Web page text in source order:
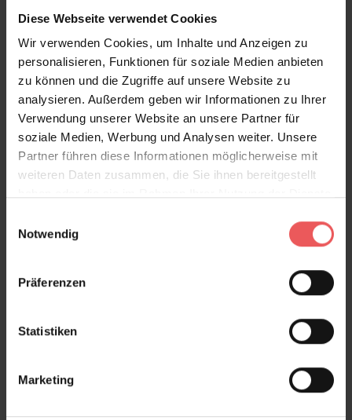
Diese Webseite verwendet Cookies
Wir verwenden Cookies, um Inhalte und Anzeigen zu
personalisieren, Funktionen für soziale Medien anbieten
zu können und die Zugriffe auf unsere Website zu
analysieren. Außerdem geben wir Informationen zu Ihrer
Verwendung unserer Website an unsere Partner für
soziale Medien, Werbung und Analysen weiter. Unsere
Partner führen diese Informationen möglicherweise mit
weiteren Daten zusammen, die Sie ihnen bereitgestellt
Notwendig
Präferenzen
Statistiken
Marketing
240,50 €